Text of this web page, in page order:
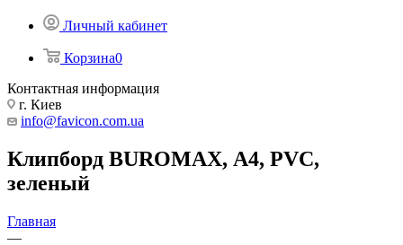
Личный кабинет
Корзина0
Контактная информация
г. Киев
info@favicon.com.ua
Клипборд BUROMAX, А4, PVC,
зеленый
Главная
—